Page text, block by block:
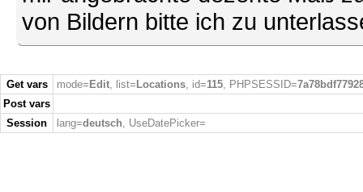
von Bildern bitte ich zu
Get vars mode= Edit, list= Locations, id=115, PHPSESSID=
Post vars
Session
lang=deutsch, UseDatePicker=